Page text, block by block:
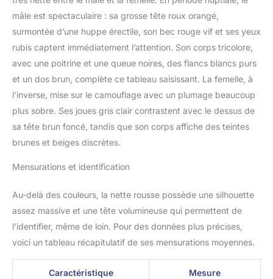
mâle est spectaculaire : sa grosse tête roux orangé,
surmontée d’une huppe érectile, son bec rouge vif et ses yeux
rubis captent immédiatement l’attention. Son corps tricolore,
avec une poitrine et une queue noires, des flancs blancs purs
et un dos brun, complète ce tableau saisissant. La femelle, à
l’inverse, mise sur le camouflage avec un plumage beaucoup
plus sobre. Ses joues gris clair contrastent avec le dessus de
sa tête brun foncé, tandis que son corps affiche des teintes
brunes et beiges discrètes.
Mensurations et identification
Au-delà des couleurs, la nette rousse possède une silhouette
assez massive et une tête volumineuse qui permettent de
l’identifier, même de loin. Pour des données plus précises,
voici un tableau récapitulatif de ses mensurations moyennes.
Caractéristique Mesure